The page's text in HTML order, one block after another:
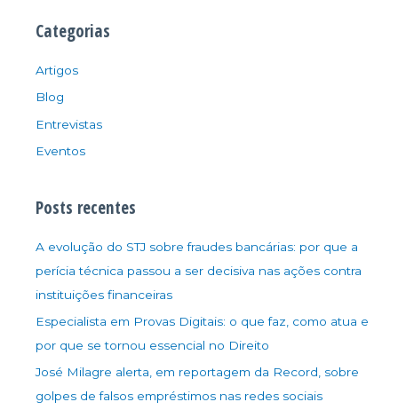
Categorias
Artigos
Blog
Entrevistas
Eventos
Posts recentes
A evolução do STJ sobre fraudes bancárias: por que a
perícia técnica passou a ser decisiva nas ações contra
instituições financeiras
Especialista em Provas Digitais: o que faz, como atua e
por que se tornou essencial no Direito
José Milagre alerta, em reportagem da Record, sobre
golpes de falsos empréstimos nas redes sociais